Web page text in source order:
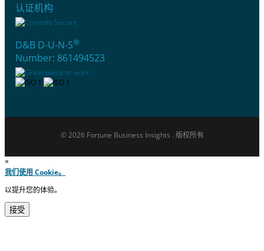
认证机构
D&B D-U-N-S®
Number: 861494523
© 2026 Fortune Business Insights . 版权所有
×
我们使用 Cookie。
以提升您的体验。
接受